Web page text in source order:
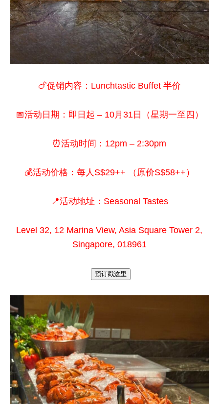
🍗促销内容：Lunchtastic Buffet 半价
📅活动日期：即日起 – 10月31日（星期一至四）
⏰活动时间：12pm – 2:30pm
💰活动价格：每人S$29++ （原价S$58++）
📍活动地址：Seasonal Tastes
Level 32, 12 Marina View, Asia Square Tower 2,
Singapore, 018961
预订戳这里